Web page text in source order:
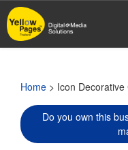
Skip
to
main
Home > Icon Decorative
Do you own this